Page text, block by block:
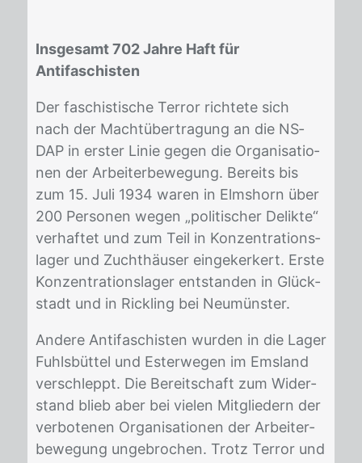
Insgesamt 702 Jahre Haft für
Antifaschisten
Der fa­schis­ti­sche Ter­ror rich­te­te sich
nach der Macht­über­tra­gung an die NS­
DAP in ers­ter Li­nie ge­gen die Or­ga­ni­sa­tio­
nen der Ar­bei­ter­be­we­gung. Be­reits bis
zum 15. Juli 1934 wa­ren in Elms­horn über
200 Per­so­nen we­gen „po­li­ti­scher De­lik­te“
ver­haf­tet und zum Teil in Kon­zen­tra­ti­ons­
la­ger und Zucht­häu­ser ein­ge­ker­kert. Ers­te
Kon­zen­tra­ti­ons­la­ger ent­stan­den in Glück­
stadt und in Rick­ling bei Neu­müns­ter.
An­de­re An­ti­fa­schis­ten wur­den in die La­ger
Fuhls­büt­tel und Es­ter­we­gen im Ems­land
ver­schleppt. Die Be­reit­schaft zum Wi­der­
stand blieb aber bei vie­len Mit­glie­dern der
ver­bo­te­nen Or­ga­ni­sa­tio­nen der Ar­bei­ter­
be­we­gung un­ge­bro­chen. Trotz Ter­ror und